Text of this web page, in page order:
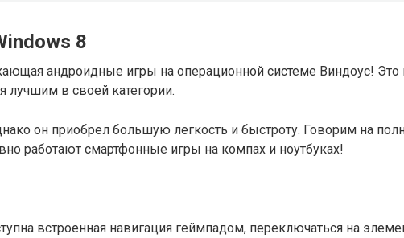
8
андроидные игры на операционной системе Виндоус! Это
лучшим в своей категории.
он приобрел большую легкость и быстроту. Говорим на
работают смартфонные игры на компах и ноутбуках!
встроенная навигация геймпадом, переключаться на